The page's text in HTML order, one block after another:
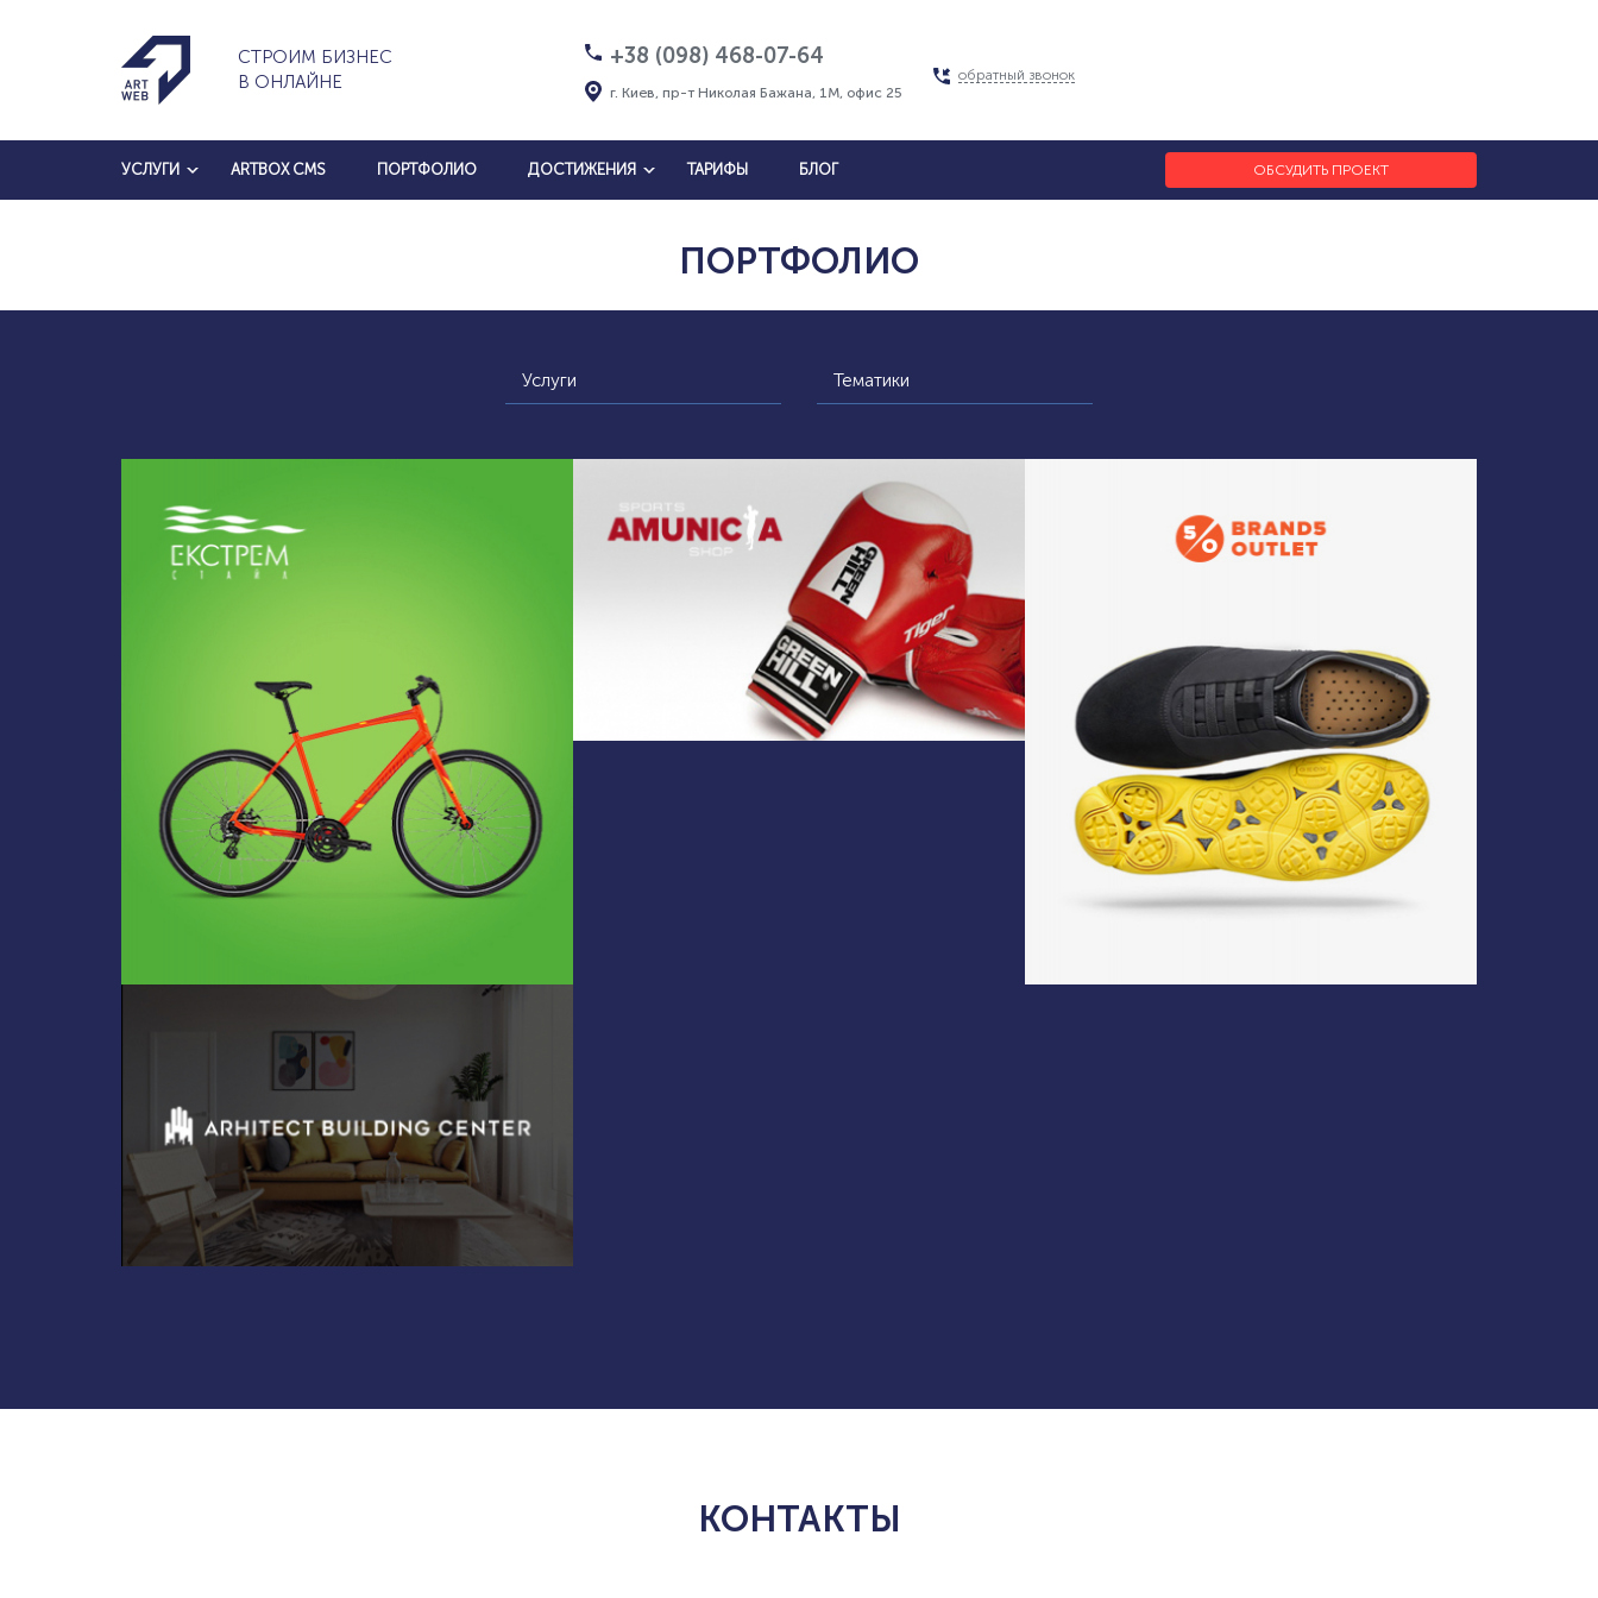
СТРОИМ БИЗНЕС
В ОНЛАЙНЕ
+38 (098) 468-07-64
г. Киев, пр-т Николая Бажана, 1М, офис 25
обратный звонок
УСЛУГИ ARTBOX CMS ПОРТФОЛИО ДОСТИЖЕНИЯ ТАРИФЫ БЛОГ ОБСУДИТЬ ПРОЕКТ
ПОРТФОЛИО
Услуги Тематики
КОНТАКТЫ